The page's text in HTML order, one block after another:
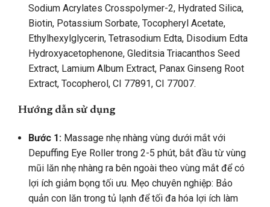
Sodium Acrylates Crosspolymer-2, Hydrated Silica,
Biotin, Potassium Sorbate, Tocopheryl Acetate,
Ethylhexylglycerin, Tetrasodium Edta, Disodium Edta
Hydroxyacetophenone, Gleditsia Triacanthos Seed
Extract, Lamium Album Extract, Panax Ginseng Root
Extract, Tocopherol, CI 77891, CI 77007.
Hướng dẫn sử dụng
Bước 1: Massage nhẹ nhàng vùng dưới mắt với
Depuffing Eye Roller trong 2-5 phút, bắt đầu từ vùng
mũi lăn nhẹ nhàng ra bên ngoài theo vùng mắt để có
lợi ích giảm bọng tối ưu. Mẹo chuyên nghiệp: Bảo
quản con lăn trong tủ lạnh để tối đa hóa lợi ích làm